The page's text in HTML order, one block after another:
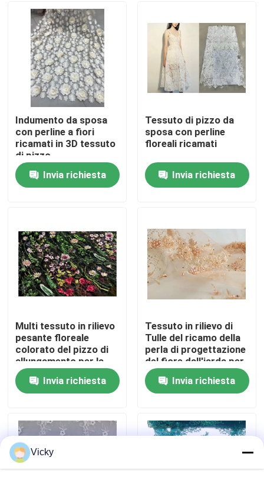
Casa
Prodotti
Giro della fabbrica
Controllo di qualità
Contattici
Richieda una citazione
Exhibition Information
tessuto ricamato del pizzo
disposizione ricamata del pizzo
Indumento da sposa
con perline a fiori
ricamati in 3D tessuto
di pizzo
Invia richiesta
Tessuto di pizzo da
sposa con perline
floreali ricamati
Invia richiesta
Multi tessuto in rilievo
pesante floreale
colorato del pizzo di
allungamento per la
decorazione del
vestito da sposa
Invia richiesta
Tessuto in rilievo di
Tulle del ricamo della
perla di progettazione
del fiore dall'iarda per
Douture Haute
Invia richiesta
Vicky